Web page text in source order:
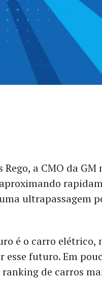
a CMO da GM
ultrapassagem
é o carro elétrico,
esse futuro. Em
de carros